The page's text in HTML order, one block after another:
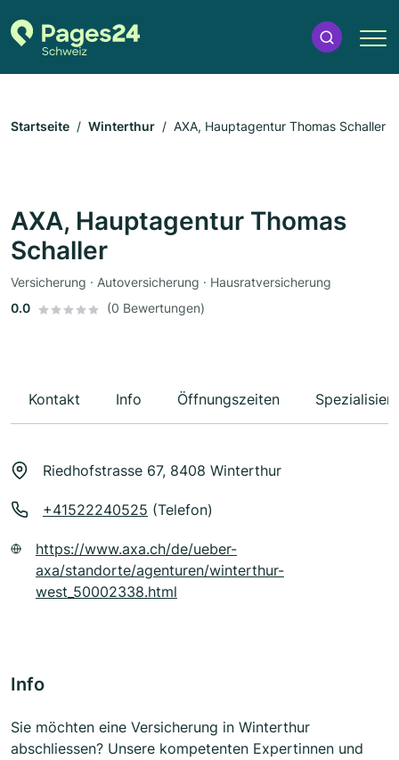
Startseite Winterthur AXA, Hauptagentur Thomas Schaller
AXA, Hauptagentur Thomas
Schaller
Versicherung · Autoversicherung · Hausratversicherung
0.0
(0 Bewertungen)
Kontakt Info Öffnungszeiten
Riedhofstrasse 67, 8408 Winterthur
+41522240525 (Telefon)
https://www.axa.ch/de/ueber-
axa/standorte/agenturen/winterthur-
west_50002338.html
Info
Sie möchten eine Versicherung in Winterthur
abschliessen? Unsere kompetenten Expertinnen und